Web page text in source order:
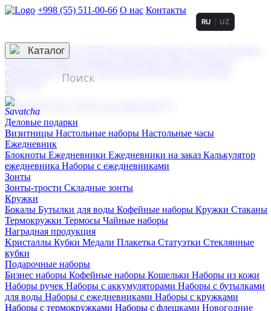
+998 (55) 511-00-66 О нас Контакты
3D гравировка
смолой (Doming)
гравировка твердая
тиснение
RU UZ
☰
Контакты
Каталог
Деловые подарки
Визитницы Настольные наборы Настольные часы
Ежедневник
Блокноты Ежедневники Ежедневники на заказ Калькулятор
ежедневника Наборы с ежедневниками
Зонты
Зонты-трости Складные зонты
Кружки
Бокалы Бутылки для воды Кофейные наборы Кружки Стаканы
Термокружки Термосы Чайные наборы
Наградная продукция
Kристаллы Кубки Медали Плакетка Статуэтки Стеклянные
кубки
Подарочные наборы
Бизнес наборы Кофейные наборы Кошельки Наборы из кожи
Наборы ручек Наборы с аккумуляторами Наборы с бутылками
для воды Наборы с ежедневниками Наборы с кружками
Наборы с термокружками Наборы с флешками Новогодние